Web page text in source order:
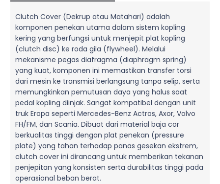
Clutch Cover (Dekrup atau Matahari) adalah
komponen penekan utama dalam sistem kopling
kering yang berfungsi untuk menjepit plat kopling
(clutch disc) ke roda gila (flywheel). Melalui
mekanisme pegas diafragma (diaphragm spring)
yang kuat, komponen ini memastikan transfer torsi
dari mesin ke transmisi berlangsung tanpa selip, serta
memungkinkan pemutusan daya yang halus saat
pedal kopling diinjak. Sangat kompatibel dengan unit
truk Eropa seperti Mercedes-Benz Actros, Axor, Volvo
FH/FM, dan Scania. Dibuat dari material baja cor
berkualitas tinggi dengan plat penekan (pressure
plate) yang tahan terhadap panas gesekan ekstrem,
clutch cover ini dirancang untuk memberikan tekanan
penjepitan yang konsisten serta durabilitas tinggi pada
operasional beban berat.